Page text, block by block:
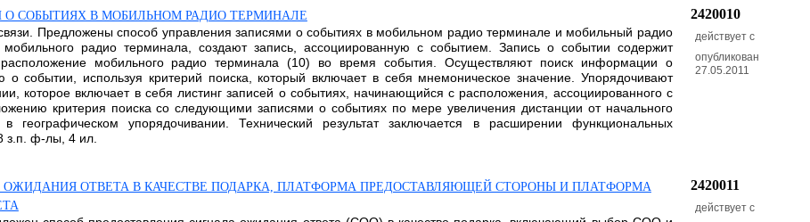
СОБЫТИЯХ В МОБИЛЬНОМ РАДИО ТЕРМИНАЛЕ
Предложены способ управления записями о событиях в мобильном радио терминале и мобильный радио
радио терминала, создают запись, ассоциированную с событием. Запись о событии содержит
расположение мобильного радио терминала (10) во время события. Осуществляют поиск информации о
событии, используя критерий поиска, который включает в себя мнемоническое значение. Упорядочивают
которое включает в себя листинг записей о событиях, начинающийся с расположения, ассоциированного с
критерия поиска со следующими записями о событиях по мере увеличения дистанции от начального
упорядочивании. Технический результат заключается в расширении функциональных
з.п. ф-лы, 4 ил.
2420010
действует с
опубликован
27.05.2011
ОТВЕТА В КАЧЕСТВЕ ПОДАРКА, ПЛАТФОРМА ПРЕДОСТАВЛЯЮЩЕЙ СТОРОНЫ И ПЛАТФОРМА
2420011
действует с